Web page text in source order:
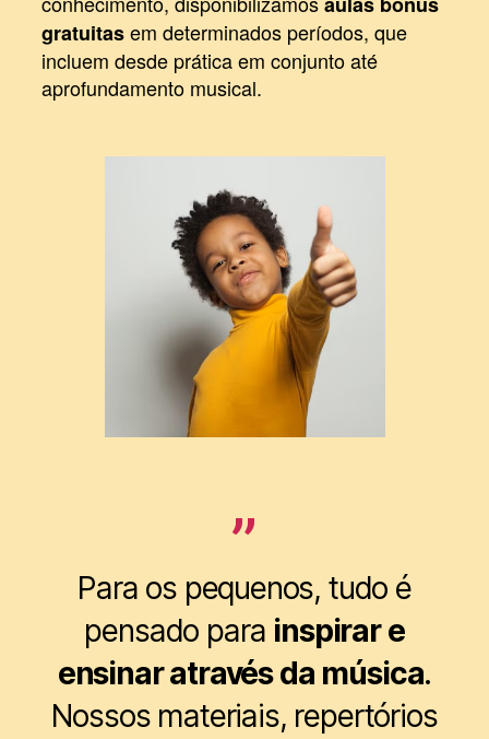
gratuitasem determinados períodos, que
incluem desde prática em conjunto até
aprofundamento musical.
Para os pequenos, tudo é
pensado para inspirar e
ensinar através da música.
Nossos materiais, repertórios